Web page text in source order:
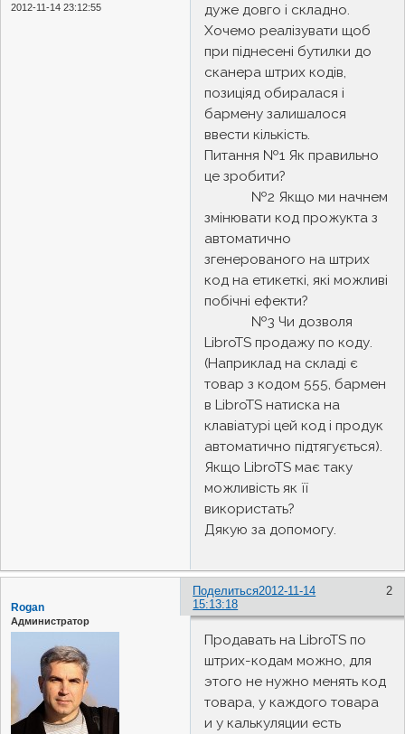
2012-11-14 23:12:55
дуже довго і складно.
Хочемо реалізувати щоб
при піднесені бутилки до
сканера штрих кодів,
позиціяд обиралася і
бармену залишалося
ввести кількість.
Питання №1 Як правильно
це зробити?
№2 Якщо ми начнем
змінювати код прожукта з
автоматично
згенерованого на штрих
код на етикеткі, які можливі
побічні ефекти?
№3 Чи дозволя
LibroTS продажу по коду.
(Наприклад на складі є
товар з кодом 555, бармен
в LibroTS натиска на
клавіатурі цей код і продук
автоматично підтягується).
Якщо LibroTS має таку
можливість як її
використать?
Дякую за допомогу.
Поделиться 2
2012-11-14
15:13:18
Rogan
Администратор
Продавать на LibroTS по
штрих-кодам можно, для
этого не нужно менять код
товара, у каждого товара
и у калькуляции есть